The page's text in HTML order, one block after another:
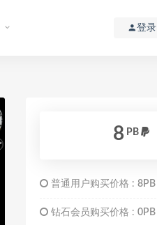
登录
8 PB
普通用户购买价格 : 8PB
钻石会员购买价格 : 0PB